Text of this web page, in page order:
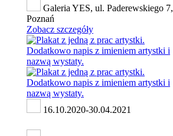
Galeria YES, ul. Paderewskiego 7,
Poznań
Zobacz szczegóły
16.10.2020-30.04.2021